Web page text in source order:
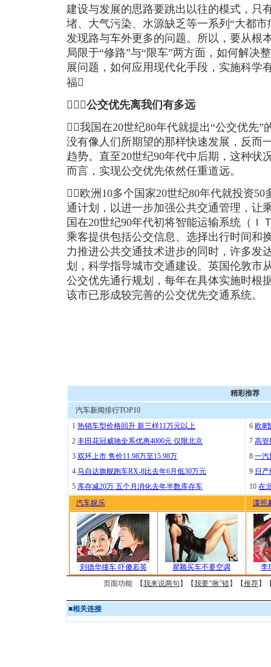
建设与发展的思路要跳出以往的模式，只
堵、大气污染、水源缺乏等一系列“大都
发现路与车外更多的问题。所以，要从根
局限于“修路”与“限车”两方面，如何解决
展问题，如何应用现代化手段，实施科学
福
公交优先离我们有多远
我国在20世纪80年代就提出“公交优先
没有像人们所期望的那样快速发展，反而
趋势。直至20世纪90年代中后期，这种状
而言，实现公交优先依然任重道远。
欧洲10多个国家20世纪80年代就投资
通计划，以进一步加强公共交通管理，让
国在20世纪90年代初将智能运输系统（Ｉ
乘客提供包括公交信息、选择出行时间和
力推进公共交通技术进步的同时，许多发
划，科学指导城市交通建设。英国伦敦市
公交优先通行规划，每年在具体实施时根
该市已形成较完善的公交优先交通系统。
精彩推荐
汽车新闻排行TOP10
1 热销车型价格回升 新三样11万元以上
2 丰田花冠威驰全系优惠4000元 仅限北京
3 双环上市 售价11.98万至15.98万
4 马自达旗舰跑车RX-8比去年6月低30万元
5 库存减20万 五个月消化去年半数库存车
6 欧Ⅲ
7 高管
8 一汽
9 日
10 在
汽车娱乐
谍照
刘德华撞车 吓傻若英 瞿颖买车不要空调
李
页面功能 【我来说两句 】【我要“揪”错】【推荐】
■相关连接